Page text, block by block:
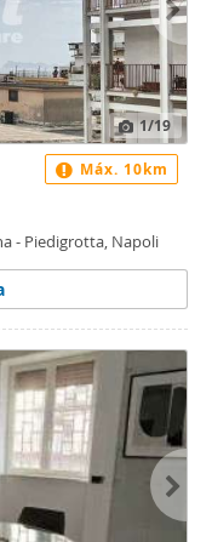
1/19
- Piedigrotta, Napoli
Máx. 10km